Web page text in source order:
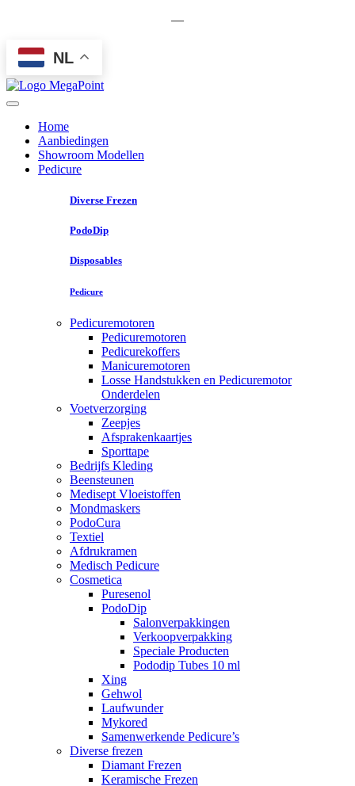
—
NL
Home
Aanbiedingen
Showroom Modellen
Pedicure
Diverse Frezen
PodoDip
Disposables
Pedicure
Pedicuremotoren
Pedicuremotoren
Pedicurekoffers
Manicuremotoren
Losse Handstukken en Pedicuremotor
Onderdelen
Voetverzorging
Zeepjes
Afsprakenkaartjes
Sporttape
Bedrijfs Kleding
Beensteunen
Medisept Vloeistoffen
Mondmaskers
PodoCura
Textiel
Afdrukramen
Medisch Pedicure
Cosmetica
Puresenol
PodoDip
Salonverpakkingen
Verkoopverpakking
Speciale Producten
Pododip Tubes 10 ml
Xing
Gehwol
Laufwunder
Mykored
Samenwerkende Pedicure’s
Diverse frezen
Diamant Frezen
Keramische Frezen